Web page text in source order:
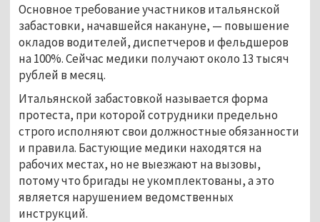
Основное требование участников итальянской
забастовки, начавшейся накануне, — повышение
окладов водителей, диспетчеров и фельдшеров
на 100%. Сейчас медики получают около 13 тысяч
рублей в месяц.
Итальянской забастовкой называется форма
протеста, при которой сотрудники предельно
строго исполняют свои должностные обязанности
и правила. Бастующие медики находятся на
рабочих местах, но не выезжают на вызовы,
потому что бригады не укомплектованы, а это
является нарушением ведомственных
инструкций.